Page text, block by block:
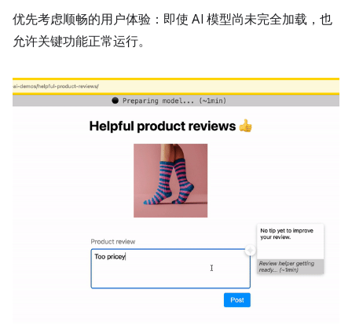
优先考虑顺畅的用户体验：即使 AI 模型尚未完全加载，也
允许关键功能正常运行。